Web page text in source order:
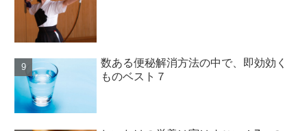
数ある便秘解消方法の中で、即効効く
ものベスト７